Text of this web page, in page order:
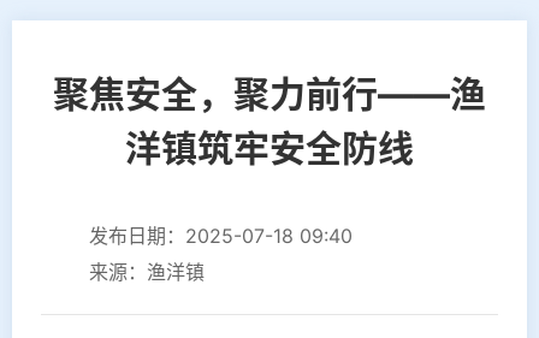
聚焦安全，聚力前行——渔
洋镇筑牢安全防线
发布日期：2025-07-18 09:40
来源：渔洋镇